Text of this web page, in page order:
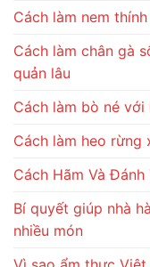
Cách làm nem
Cách làm chân gà
quản lâu
Cách làm bò né với
Cách làm heo rừng
Cách Hãm Và
Bí quyết giúp nhà
nhiều món